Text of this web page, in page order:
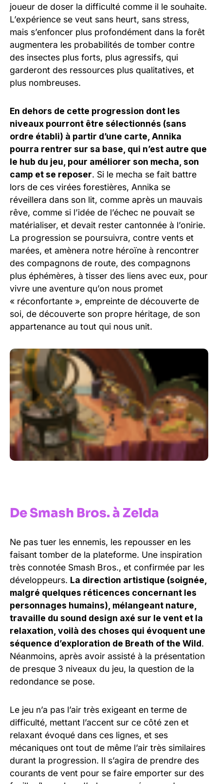
joueur de doser la difficulté comme il le souhaite.
L’expérience se veut sans heurt, sans stress,
mais s’enfoncer plus profondément dans la forêt
augmentera les probabilités de tomber contre
des insectes plus forts, plus agressifs, qui
garderont des ressources plus qualitatives, et
plus nombreuses.
En dehors de cette progression dont les
niveaux pourront être sélectionnés (sans
ordre établi) à partir d’une carte, Annika
pourra rentrer sur sa base, qui n’est autre que
le hub du jeu, pour améliorer son mecha, son
camp et se reposer. Si le mecha se fait battre
lors de ces virées forestières, Annika se
réveillera dans son lit, comme après un mauvais
rêve, comme si l’idée de l’échec ne pouvait se
matérialiser, et devait rester cantonnée à l’onirie.
La progression se poursuivra, contre vents et
marées, et amènera notre héroïne à rencontrer
des compagnons de route, des compagnons
plus éphémères, à tisser des liens avec eux, pour
vivre une aventure qu’on nous promet
« réconfortante », empreinte de découverte de
soi, de découverte son propre héritage, de son
appartenance au tout qui nous unit.
De Smash Bros. à Zelda
Ne pas tuer les ennemis, les repousser en les
faisant tomber de la plateforme. Une inspiration
très connotée Smash Bros., et confirmée par les
développeurs. La direction artistique (soignée,
malgré quelques réticences concernant les
personnages humains), mélangeant nature,
travaille du sound design axé sur le vent et la
relaxation, voilà des choses qui évoquent une
séquence d’exploration de Breath of the Wild.
Néanmoins, après avoir assisté à la présentation
de presque 3 niveaux du jeu, la question de la
redondance se pose.
Le jeu n’a pas l’air très exigeant en terme de
difficulté, mettant l’accent sur ce côté zen et
relaxant évoqué dans ces lignes, et ses
mécaniques ont tout de même l’air très similaires
durant la progression. Il s’agira de prendre des
courants de vent pour se faire emporter sur des